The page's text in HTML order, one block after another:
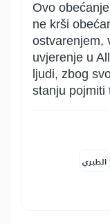
Ovo
ne krši
ostvarenjem,
uvjerenje u
ljudi, zbog
stanju pojmiti
الطبري